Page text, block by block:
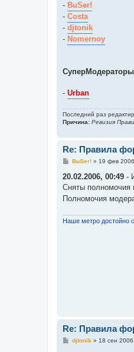
- BuSer!
- Costa
- djtonik
- Nomernoy
- Urban
Последний раз
Причина: Ревизия
Re: Правила
С
о
щ
е
н
е
BuSer!» 19 фев
20.02.2006, 00:49 -
Сняты полномочия
Полномочия
Наше метро достойно
Re: Правила
Сdjtonik» 18 сен